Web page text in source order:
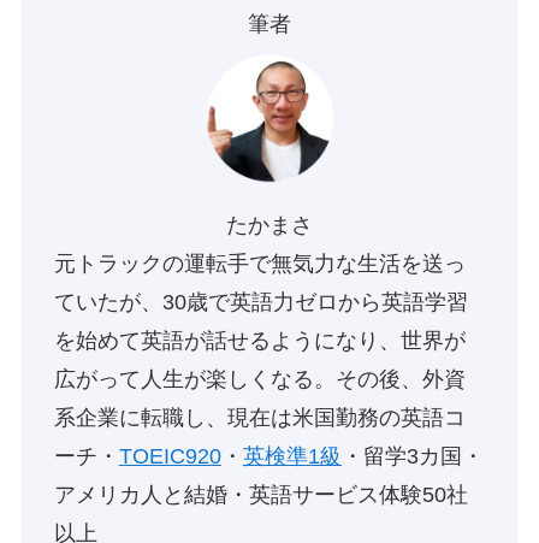
筆者
たかまさ
元トラックの運転手で無気力な生活を送っ
ていたが、30歳で英語力ゼロから英語学習
を始めて英語が話せるようになり、世界が
広がって人生が楽しくなる。その後、外資
系企業に転職し、現在は米国勤務の英語コ
ーチ・ TOEIC920・ 英検準1級 ・留学3カ国・
アメリカ人と結婚・英語サービス体験50社
以上